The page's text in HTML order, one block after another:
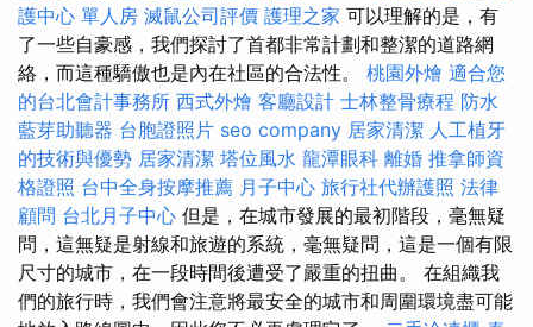
護中心 單人房 滅鼠公司評價 護理之家 可以理解的是，有
了一些自豪感，我們探討了首都非常計劃和整潔的道路網
絡，而這種驕傲也是內在社區的合法性。 桃園外燴 適合您
的台北會計事務所 西式外燴 客廳設計 士林整骨療程 防水
藍芽助聽器 台胞證照片 seo company 居家清潔 人工植牙
的技術與優勢 居家清潔 塔位風水 龍潭眼科 離婚 推拿師資
格證照 台中全身按摩推薦 月子中心 旅行社代辦護照 法律
顧問 台北月子中心 但是，在城市發展的最初階段，毫無疑
問，這無疑是射線和旅遊的系統，毫無疑問，這是一個有限
尺寸的城市，在一段時間後遭受了嚴重的扭曲。 在組織我
們的旅行時，我們會注意將最安全的城市和周圍環境盡可能